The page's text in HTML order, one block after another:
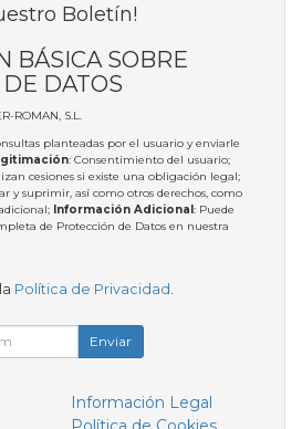
Boletín!
BÁSICA SOBRE
DATOS
ROMAN, S.L.
planteadas por el usuario y enviarle
: Consentimiento del usuario;
cesiones si existe una obligación legal;
y suprimir, así como otros derechos, como
Información Adicional: Puede
de Protección de Datos en nuestra
Política de Privacidad
Enviar
Información Legal